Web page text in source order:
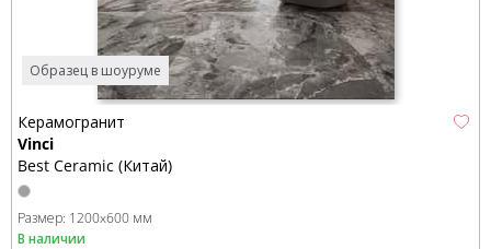
Образец в шоуруме
Керамогранит
Vinci
Best Ceramic (Китай)
Размер: 1200x600 мм
В наличии